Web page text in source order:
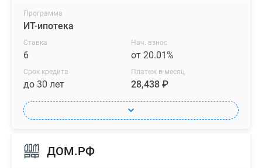
Программа
ИТ-ипотека
Ставка
6
Нач. взнос
от 20.01%
Срок кредита
до 30 лет
Платеж в месяц
28,438 ₽
ДОМ.РФ